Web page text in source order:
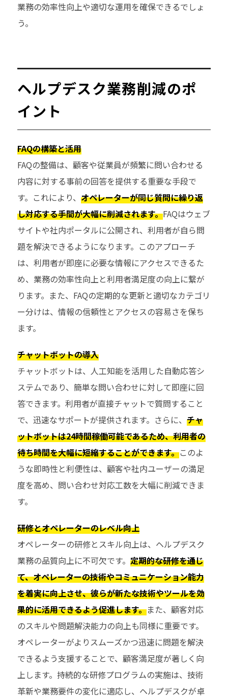
業務の効率性向上や適切な運用を確保できるでしょ
う。
ヘルプデスク業務削減のポ
イント
FAQの構築と活用
FAQの整備は、顧客や従業員が頻繁に問い合わせる
内容に対する事前の回答を提供する重要な手段で
す。これにより、 オペレーターが同じ質問に繰り返
し対応する手間が大幅に削減されます。FAQはウェブ
サイトや社内ポータルに公開され、利用者が自ら問
題を解決できるようになります。このアプローチ
は、利用者が即座に必要な情報にアクセスできるた
め、業務の効率性向上と利用者満足度の向上に繋が
ります。また、FAQの定期的な更新と適切なカテゴリ
ー分けは、情報の信頼性とアクセスの容易さを保ち
ます。
チャットボットの導入
チャットボットは、人工知能を活用した自動応答シ
ステムであり、簡単な問い合わせに対して即座に回
答できます。利用者が直接チャットで質問すること
で、迅速なサポートが提供されます。さらに、 チャ
ットボットは24時間稼働可能であるため、利用者の
待ち時間を大幅に短縮することができます。このよ
うな即時性と利便性は、顧客や社内ユーザーの満足
度を高め、問い合わせ対応工数を大幅に削減できま
す。
研修とオペレーターのレベル向上
オペレーターの研修とスキル向上は、ヘルプデスク
業務の品質向上に不可欠です。 定期的な研修を通じ
て、オペレーターの技術やコミュニケーション能力
を着実に向上させ、彼らが新たな技術やツールを効
果的に活用できるよう促進します。また、顧客対応
のスキルや問題解決能力の向上も同様に重要です。
オペレーターがよりスムーズかつ迅速に問題を解決
できるよう支援することで、顧客満足度が著しく向
上します。持続的な研修プログラムの実施は、技術
革新や業務要件の変化に適応し、ヘルプデスクが卓